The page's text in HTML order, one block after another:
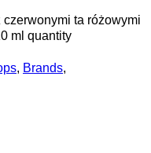
ta różowymi
ml quantity
, Brands,